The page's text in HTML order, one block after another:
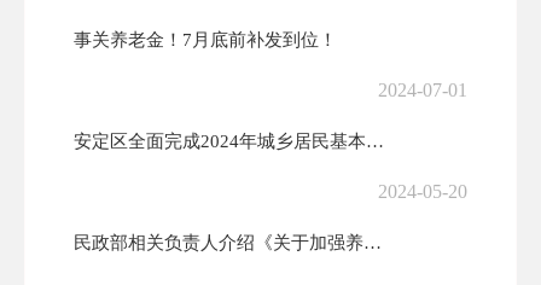
事关养老金！7月底前补发到位！
2024-07-01
安定区全面完成2024年城乡居民基本养老保险特殊困难群体首批代缴工作
2024-05-20
民政部相关负责人介绍《关于加强养老机构预收费监管的指导意见》有关情况